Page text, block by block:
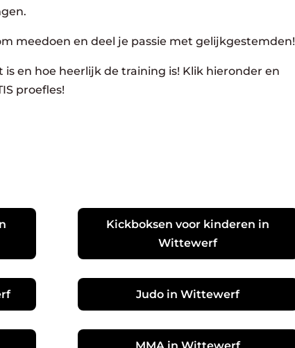
meedoen en deel je passie met gelijkgestemden!
is en hoe heerlijk de training is! Klik hieronder en
proefles!
Kickboksen voor kinderen in
Wittewerf
Judo in Wittewerf